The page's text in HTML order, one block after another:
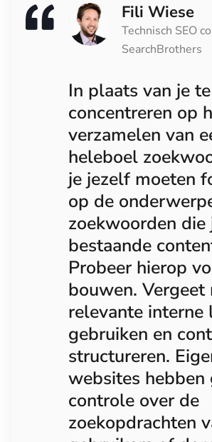
Fili Wiese
Technisch SEO
SearchBrothers
In plaats van je te
concentreren op
verzamelen van
heleboel
je jezelf moeten
op de
zoekwoorden die
bestaande
Probeer hierop
bouwen. Vergeet
relevante interne
gebruiken en
structureren.
websites hebben
controle over de
zoekopdrachten